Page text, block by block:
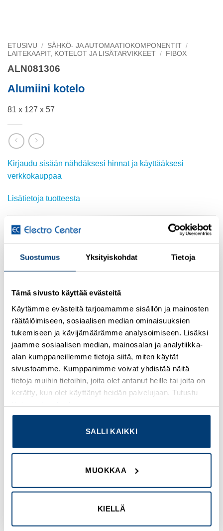
Suostumus Yksityiskohdat Tietoja
Tämä sivusto käyttää evästeitä
Käytämme evästeitä tarjoamamme sisällön ja mainosten
räätälöimiseen, sosiaalisen median ominaisuuksien
tukemiseen ja kävijämäärämme analysoimiseen. Lisäksi
jaamme sosiaalisen median, mainosalan ja analytiikka-
alan kumppaneillemme tietoja siitä, miten käytät
sivustoamme. Kumppanimme voivat yhdistää näitä
tietoja muihin tietoihin, joita olet antanut heille tai joita on
kerätty, kun olet käyttänyt heidän palvelujaan. Tutustu
SALLI KAIKKI
MUOKKAA
KIELLÄ
ETUSIVU / SÄHKÖ- JA AUTOMAATIOKOMPONENTIT /
LAITEKAAPIT, KOTELOT JA LISÄTARVIKKEET / FIBOX
ALN081306
Alumiini kotelo
81 x 127 x 57
Kirjaudu sisään nähdäksesi hinnat ja käyttääksesi
verkkokauppaa
Lisätietoja tuotteesta
Osasto:
Tuote nr : 7811150
Tuotekuvaus : Alumiinikotelo
Lisätieto : Aluminium
Pakkausyksikkö : 4
Yksikkö : Kpl
EAN koodi : 6418074016072
SSTL numero : 3420045
ETIM : EC000261
Mitat :
Pituus (mm) : 81
Materiaalit :
Kannen väri : RAL 7001
Tiivistemateriaali : Polyuretaani